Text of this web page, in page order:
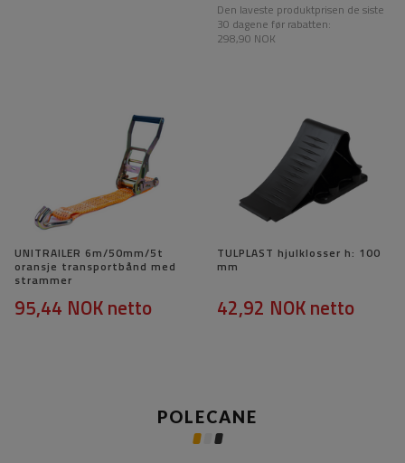
Den laveste produktprisen de siste
30 dagene før rabatten:
298,90 NOK
UNITRAILER 6m/50mm/5t
oransje transportbånd med
strammer
95,44 NOKnetto
TULPLAST hjulklosser h: 100
mm
42,92 NOKnetto
POLECANE